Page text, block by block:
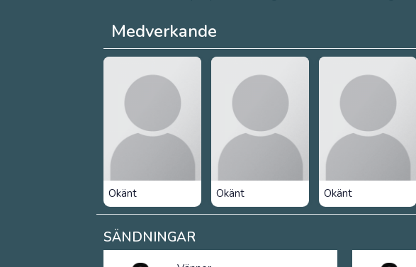
Medverkande
Okänt Okänt Okänt
SÄNDNINGAR